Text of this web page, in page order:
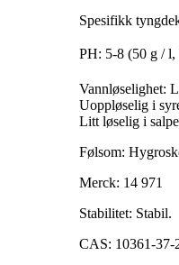
Spesifikk
PH: 5-8 (50 g / l,
Vannløselighet:
Uoppløselig i
Litt løselig i
Følsom:
Merck: 14 971
Stabilitet: Stabil.
CAS: 10361-37-